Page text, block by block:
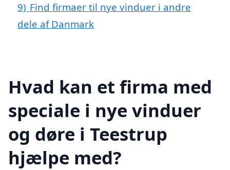
9) Find firmaer til nye vinduer i andre
dele af Danmark
Hvad kan et firma med
speciale i nye vinduer
og døre i Teestrup
hjælpe med?